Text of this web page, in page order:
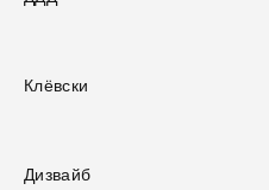
Клёвски
Дизвайб